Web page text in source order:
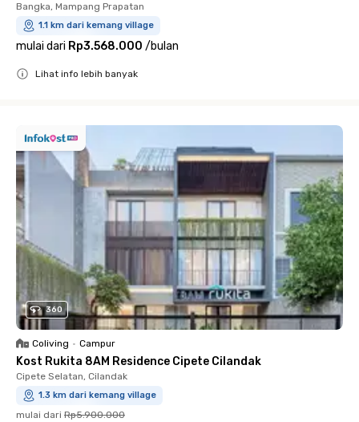
Bangka, Mampang Prapatan
1.1 km dari kemang village
mulai dari Rp3.568.000 /bulan
Lihat info lebih banyak
360
Coliving • Campur
Kost Rukita 8AM Residence Cipete Cilandak
Cipete Selatan, Cilandak
1.3 km dari kemang village
mulai dari Rp5.900.000